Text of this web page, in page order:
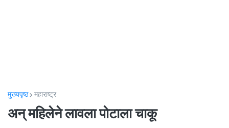
मुख्यपृष्ठ महाराष्ट्र
अन् महिलेने लावला पोटाला चाकू